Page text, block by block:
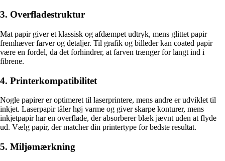
3. Overfladestruktur
Mat papir giver et klassisk og afdæmpet udtryk, mens glittet papir
fremhæver farver og detaljer. Til grafik og billeder kan coated papir
være en fordel, da det forhindrer, at farven trænger for langt ind i
fibrene.
4. Printerkompatibilitet
Nogle papirer er optimeret til laserprintere, mens andre er udviklet til
inkjet. Laserpapir tåler høj varme og giver skarpe konturer, mens
inkjetpapir har en overflade, der absorberer blæk jævnt uden at flyde
ud. Vælg papir, der matcher din printertype for bedste resultat.
5. Miljømærkning